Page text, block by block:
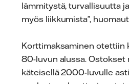
lämmitystä, turvallisuutta
myös liikkumista”,
Korttimaksaminen otettiin
80-luvun alussa. Ostokset
käteisellä 2000-luvulle